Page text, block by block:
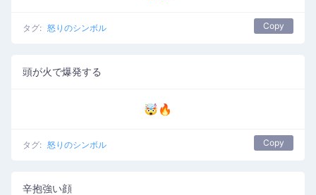
タグ: 怒りのシンボル Copy
頭が火で爆発する
🤯🔥
タグ: 怒りのシンボル Copy
辛抱強い顔